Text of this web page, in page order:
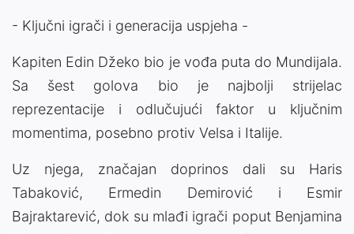
- Ključni igrači i generacija uspjeha -
Kapiten Edin Džeko bio je vođa puta do Mundijala.
Sa šest golova bio je najbolji strijelac
reprezentacije i odlučujući faktor u ključnim
momentima, posebno protiv Velsa i Italije.
Uz njega, značajan doprinos dali su Haris
Tabaković, Ermedin Demirović i Esmir
Bajraktarević, dok su mlađi igrači poput Benjamina